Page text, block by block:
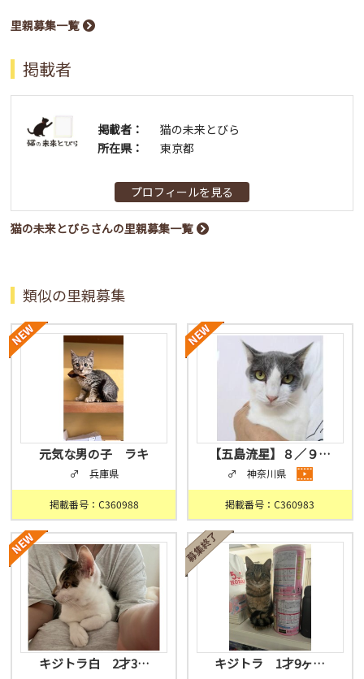
里親募集一覧
掲載者
掲載者：
猫の未来とびら
所在県：
東京都
プロフィールを見る
猫の未来とびらさんの里親募集一覧
類似の里親募集
元気な男の子 ラキ
♂ 兵庫県
掲載番号：C360988
【五島流星】８／９…
♂ 神奈川県
掲載番号：C360983
キジトラ白 2才3… キジトラ 1才9ヶ…